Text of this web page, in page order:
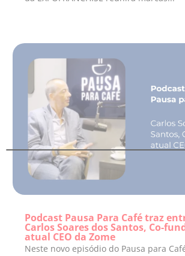
Podcast Pausa Para Café traz
Carlos Soares dos Santos, Co-
atual CEO da Zome
Neste novo episódio do Pausa para